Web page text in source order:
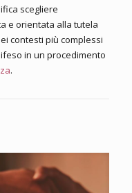
scegliere
e orientata alla tutela
contesti più complessi
in un procedimento
.